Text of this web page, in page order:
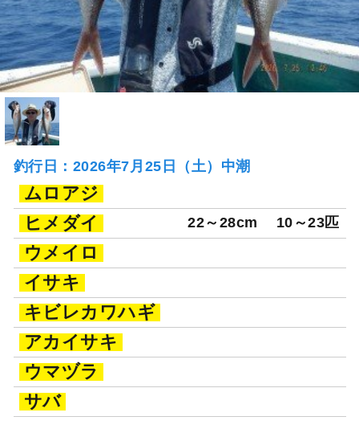
釣行日：2026年7月25日（土）中潮
ムロアジ
ヒメダイ
22～28cm 10～23匹
ウメイロ
イサキ
キビレカワハギ
アカイサキ
ウマヅラ
サバ